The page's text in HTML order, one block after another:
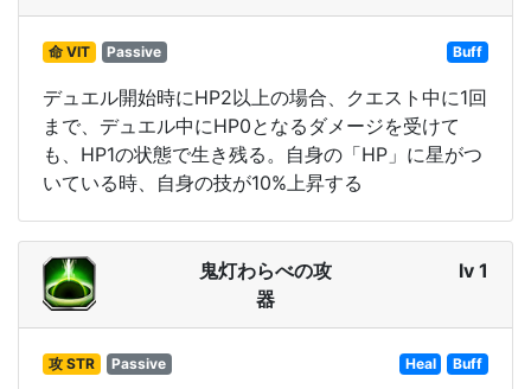
命 VIT Passive Buff
デュエル開始時にHP2以上の場合、クエスト中に1回
まで、デュエル中にHP0となるダメージを受けて
も、HP1の状態で生き残る。自身の「HP」に星がつ
いている時、自身の技が10%上昇する
鬼灯わらべの攻
器
lv 1
攻 STR Passive Heal Buff